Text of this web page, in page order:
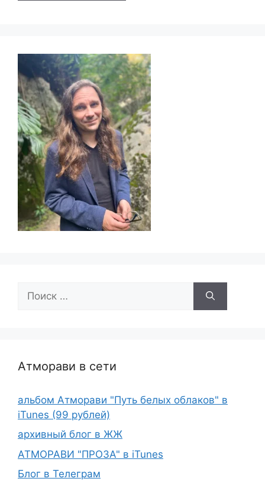
Атморави в сети
альбом Атморави "Путь белых облаков" в
iTunes (99 рублей)
архивный блог в ЖЖ
АТМОРАВИ "ПРОЗА" в iTunes
Блог в Телеграм